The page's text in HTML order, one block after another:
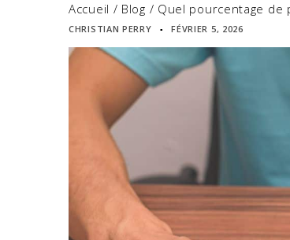
Accueil / Blog / Quel pourcentage de
CHRISTIAN PERRY ▪ FÉVRIER 5, 2026